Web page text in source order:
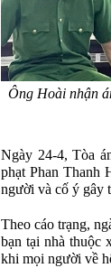
Ông Hoài nhận
Ngày 24-4, Tòa
phạt Phan Thanh
người và cố ý gây
Theo cáo trạng,
bạn tại nhà thuộc
khi mọi người về